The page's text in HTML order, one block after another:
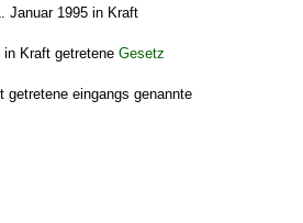
Januar 1995 in Kraft
in Kraft getreteneGesetz
eingangs genannte